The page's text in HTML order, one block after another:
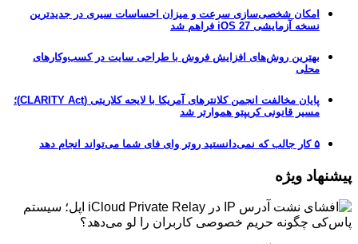
امکان شخصی‌سازی سرعت و میزان احساسات سیری در جدیدترین
نسخه آزمایشی iOS 27 فراهم شد
بهترین روش‌های افزایش فروش با طراحی سایت در کسب‌وکارهای
محلی
پایان مخالفت انجمن کلانترهای آمریکا با لایحه کلاریتی (CLARITY Act)؛
مسیر قانونی کریپتو هموارتر شد
۵ کار جالب که نمی‌دانستید روتر وای فای شما می‌تواند انجام دهد
پیشنهاد ویژه